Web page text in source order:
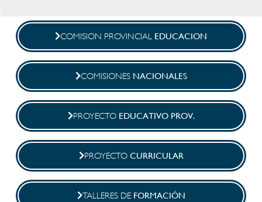
COMISION PROVINCIAL EDUCACION
COMISIONES NACIONALES
PROYECTO EDUCATIVO PROV.
PROYECTO CURRICULAR
TALLERES DE FORMACIÓN